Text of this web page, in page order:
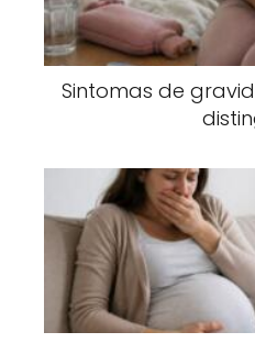
Sintomas de